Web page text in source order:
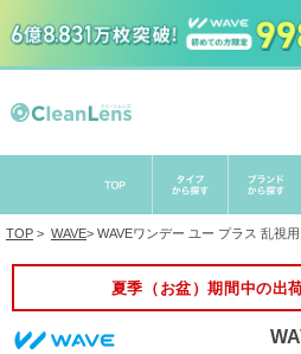
TOP > WAVE> WAVEワンデー ユー プラス 乱視
夏季（お盆）期間中の出